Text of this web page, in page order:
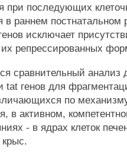
при последующих
в раннем постнатальном
исключает
репрессированных
сравнительный анализ
tat генов для
по
в активном,
- в ядрах клеток